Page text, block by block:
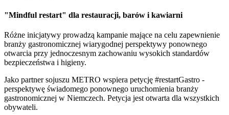
"Mindful restart" dla restauracji, barów i kawiarni
Różne inicjatywy prowadzą kampanie mające na celu zapewnienie
branży gastronomicznej wiarygodnej perspektywy ponownego
otwarcia przy jednoczesnym zachowaniu wysokich standardów
bezpieczeństwa i higieny.
Jako partner sojuszu METRO wspiera petycję #restartGastro -
perspektywę świadomego ponownego uruchomienia branży
gastronomicznej w Niemczech. Petycja jest otwarta dla wszystkich
obywateli.